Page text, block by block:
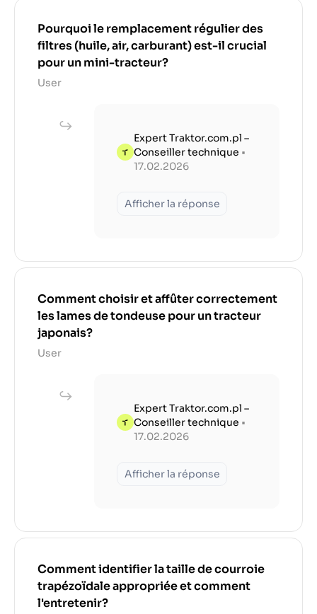
Pourquoi le remplacement régulier des
filtres (huile, air, carburant) est-il crucial
pour un mini-tracteur?
User
Expert Traktor.com.pl –
Conseiller technique •
17.02.2026
Afficher la réponse
Comment choisir et affûter correctement
les lames de tondeuse pour un tracteur
japonais?
User
Expert Traktor.com.pl –
Conseiller technique •
17.02.2026
Afficher la réponse
Comment identifier la taille de courroie
trapézoïdale appropriée et comment
l'entretenir?